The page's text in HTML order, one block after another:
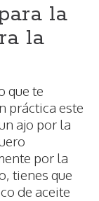
la
la
que te
práctica este
ajo por la
por la
tienes que
de aceite